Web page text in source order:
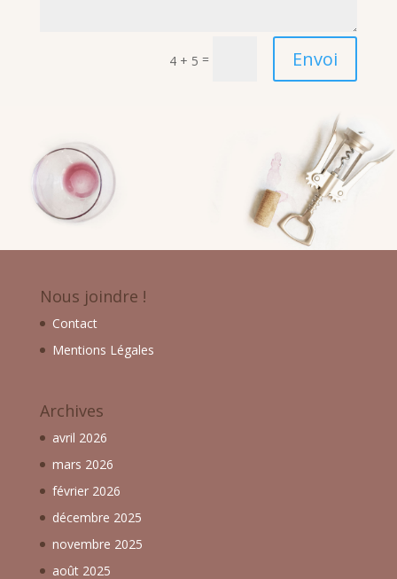
4 + 5 = Envoi
Nous joindre !
Contact
Mentions Légales
Archives
avril 2026
mars 2026
février 2026
décembre 2025
novembre 2025
août 2025